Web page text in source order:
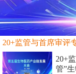
20+
管”